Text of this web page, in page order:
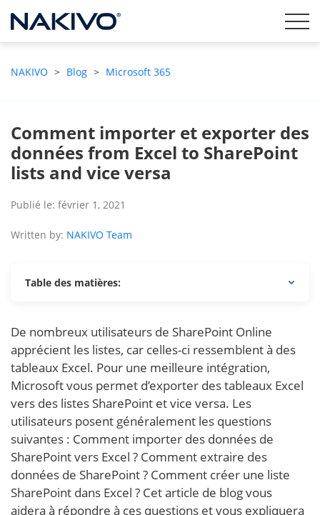
NAKIVO > Blog > Microsoft 365
Comment importer et exporter des
données from Excel to SharePoint
lists and vice versa
Publié le: février 1, 2021
Written by: NAKIVO Team
Table des matières:
De nombreux utilisateurs de SharePoint Online
apprécient les listes, car celles-ci ressemblent à des
tableaux Excel. Pour une meilleure intégration,
Microsoft vous permet d’exporter des tableaux Excel
vers des listes SharePoint et vice versa. Les
utilisateurs posent généralement les questions
suivantes : Comment importer des données de
SharePoint vers Excel ? Comment extraire des
données de SharePoint ? Comment créer une liste
SharePoint dans Excel ? Cet article de blog vous
aidera à répondre à ces questions et vous expliquera